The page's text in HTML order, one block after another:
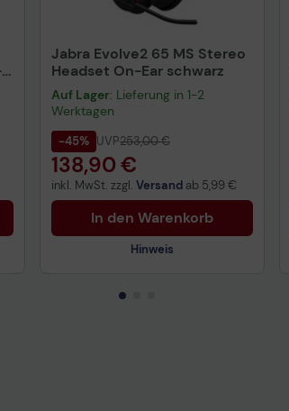
Jabra Evolve2 65 MS Stereo
Headset On-Ear schwarz
Auf Lager: Lieferung in 1-2
Werktagen
-45% UVP253,00 €
138,90 €
inkl. MwSt. zzgl. Versand ab 5,99 €
In den Warenkorb
Hinweis